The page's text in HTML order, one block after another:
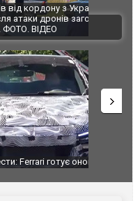
з Україною: в
загорівся
"Мої
оновлення
Вийшов
фільму